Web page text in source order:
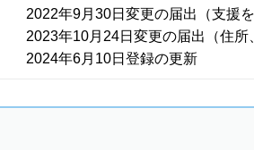
2022年9月30日変更の届出（支援を
2023年10月24日変更の届出（住所
2024年6月10日登録の更新